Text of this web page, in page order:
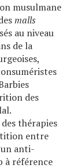
musulmane
malls
au niveau
de la
des
thérapies
entre
anti-
à référence